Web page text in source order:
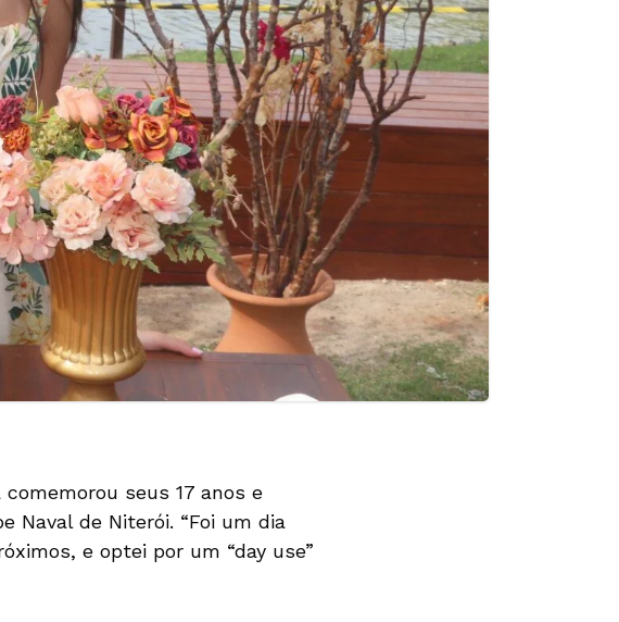
seus 17 anos e
Naval de Niterói. “Foi um dia
e optei por um “day use”